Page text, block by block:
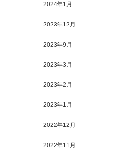
2024年1月
2023年12月
2023年9月
2023年3月
2023年2月
2023年1月
2022年12月
2022年11月